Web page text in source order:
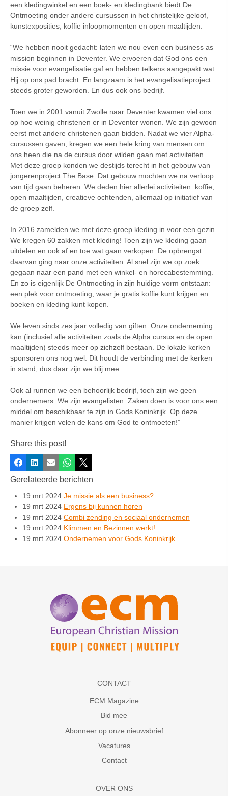
een kledingwinkel en een boek- en kledingbank biedt De
Ontmoeting onder andere cursussen in het christelijke geloof,
kunstexposities, koffie inloopmomenten en open maaltijden.
“We hebben nooit gedacht: laten we nou even een business as
mission beginnen in Deventer. We ervoeren dat God ons een
missie voor evangelisatie gaf en hebben telkens aangepakt wat
Hij op ons pad bracht. En langzaam is het evangelisatieproject
steeds groter geworden. En dus ook ons bedrijf.
Toen we in 2001 vanuit Zwolle naar Deventer kwamen viel ons
op hoe weinig christenen er in Deventer wonen. We zijn gewoon
eerst met andere christenen gaan bidden. Nadat we vier Alpha-
cursussen gaven, kregen we een hele kring van mensen om
ons heen die na de cursus door wilden gaan met activiteiten.
Met deze groep konden we destijds terecht in het gebouw van
jongerenproject The Base. Dat gebouw mochten we na verloop
van tijd gaan beheren. We deden hier allerlei activiteiten: koffie,
open maaltijden, creatieve ochtenden, allemaal op initiatief van
de groep zelf.
In 2016 zamelden we met deze groep kleding in voor een gezin.
We kregen 60 zakken met kleding! Toen zijn we kleding gaan
uitdelen en ook af en toe wat gaan verkopen. De opbrengst
daarvan ging naar onze activiteiten. Al snel zijn we op zoek
gegaan naar een pand met een winkel- en horecabestemming.
En zo is eigenlijk De Ontmoeting in zijn huidige vorm ontstaan:
een plek voor ontmoeting, waar je gratis koffie kunt krijgen en
boeken en kleding kunt kopen.
We leven sinds zes jaar volledig van giften. Onze onderneming
kan (inclusief alle activiteiten zoals de Alpha cursus en de open
maaltijden) steeds meer op zichzelf bestaan. De lokale kerken
sponsoren ons nog wel. Dit houdt de verbinding met de kerken
in stand, dus daar zijn we blij mee.
Ook al runnen we een behoorlijk bedrijf, toch zijn we geen
ondernemers. We zijn evangelisten. Zaken doen is voor ons een
middel om beschikbaar te zijn in Gods Koninkrijk. Op deze
manier krijgen velen de kans om God te ontmoeten!”
Share this post!
Facebook
LinkedInE-mailWhatsapp
X
Gerelateerde berichten
19 mrt 2024 Je missie als een business?
19 mrt 2024 Ergens bij kunnen horen
19 mrt 2024 Combi zending en sociaal ondernemen
19 mrt 2024 Klimmen en Bezinnen werkt!
19 mrt 2024 Ondernemen voor Gods Koninkrijk
CONTACT
ECM Magazine
Bid mee
Abonneer op onze nieuwsbrief
Vacatures
Contact
OVER ONS